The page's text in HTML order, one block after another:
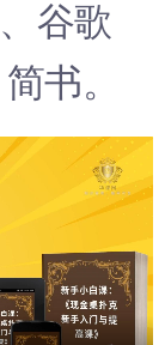
谷歌
书。